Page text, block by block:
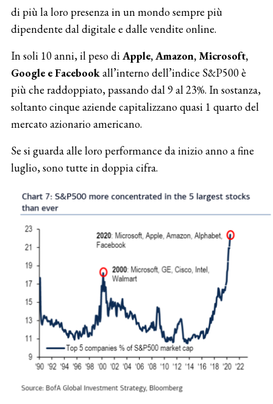
di più la loro presenza in un mondo sempre più
dipendente dal digitale e dalle vendite online.
In soli 10 anni, il peso diApple, Amazon, Microsoft,
Google e Facebookall’interno dell’indice S&P500 è
più che raddoppiato, passando dal 9 al 23%. In sostanza,
soltanto cinque aziende capitalizzano quasi 1 quarto del
mercato azionario americano.
Se si guarda alle loro performance da inizio anno a fine
luglio, sono tutte in doppia cifra.